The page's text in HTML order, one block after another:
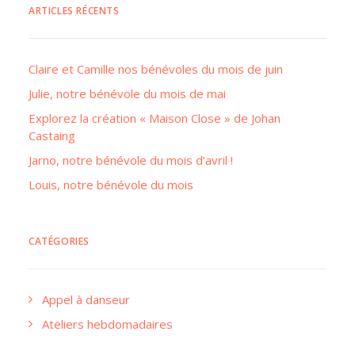
ARTICLES RÉCENTS
Claire et Camille nos bénévoles du mois de juin
Julie, notre bénévole du mois de mai
Explorez la création « Maison Close » de Johan
Castaing
Jarno, notre bénévole du mois d’avril !
Louis, notre bénévole du mois
CATÉGORIES
Appel à danseur
Ateliers hebdomadaires